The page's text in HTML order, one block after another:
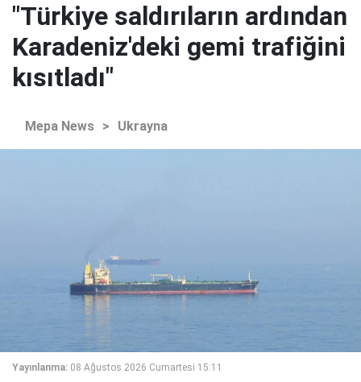
"Türkiye saldırıların ardından
Karadeniz'deki gemi trafiğini
kısıtladı"
Mepa News > Ukrayna
Yayınlanma: 08 Ağustos 2026 Cumartesi 15:11